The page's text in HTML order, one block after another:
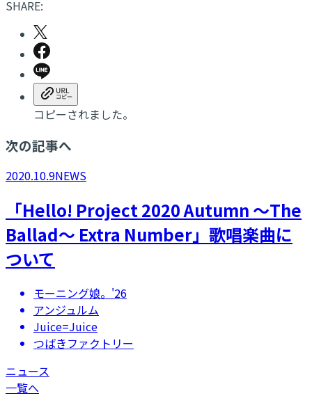
SHARE:
コピーされました。
次の記事へ
2020.10.9NEWS
「Hello! Project 2020 Autumn ～The
Ballad～ Extra Number」歌唱楽曲に
ついて
モーニング娘。'26
アンジュルム
Juice=Juice
つばきファクトリー
ニュース
一覧へ